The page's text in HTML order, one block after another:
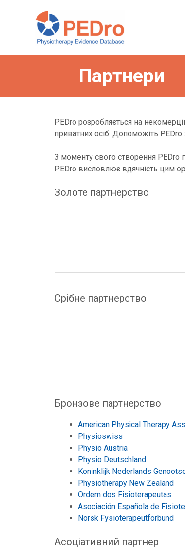
Партнери
PEDro розробляється на
приватних осіб. Допоможіть PEDro
З моменту свого створення PEDro
PEDro висловлює вдячність цим
Золоте партнерство
Срібне партнерство
Бронзове партнерство
American Physical Therapy
Physioswiss
Physio Austria
Physio Deutschland
Koninklijk Nederlands
Physiotherapy New Zealand
Ordem dos Fisioterapeutas
Asociación Española de
Norsk Fysioterapeutforbund
Асоціативний партнер